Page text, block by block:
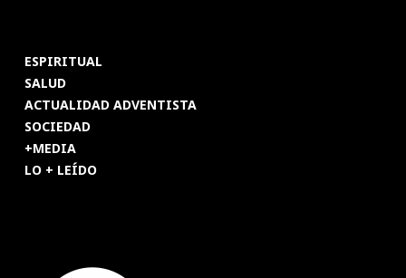
ESPIRITUAL
SALUD
ACTUALIDAD ADVENTISTA
SOCIEDAD
+MEDIA
LO + LEÍDO